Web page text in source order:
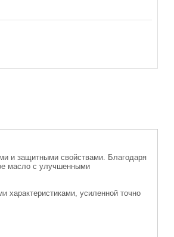
и защитными свойствами. Благодаря
масло с улучшенными
характеристиками, усиленной точно